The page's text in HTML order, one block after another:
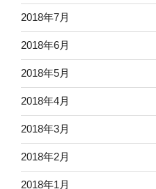
2018年7月
2018年6月
2018年5月
2018年4月
2018年3月
2018年2月
2018年1月